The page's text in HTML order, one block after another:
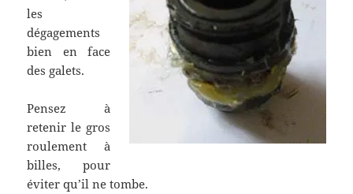
les
dégagements
bien en face
des galets.
Pensez à
retenir le gros
roulement à
billes, pour
éviter qu’il ne tombe.